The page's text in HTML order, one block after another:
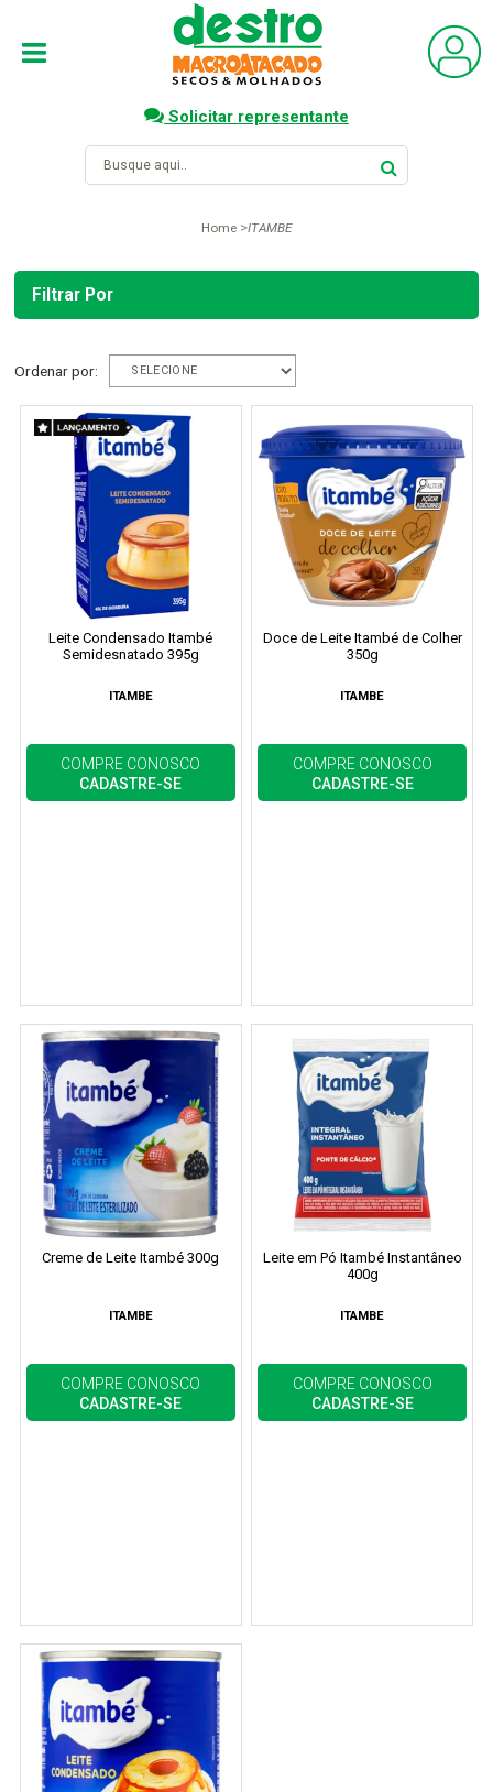
Solicitar representante
Home ITAMBE
Filtrar Por
Ordenar por:
Leite Condensado Itambé
Semidesnatado 395g
ITAMBE
COMPRE CONOSCO
CADASTRE-SE
Doce de Leite Itambé de Colher
350g
ITAMBE
COMPRE CONOSCO
CADASTRE-SE
Creme de Leite Itambé 300g
ITAMBE
COMPRE CONOSCO
CADASTRE-SE
Leite em Pó Itambé Instantâneo
400g
ITAMBE
COMPRE CONOSCO
CADASTRE-SE